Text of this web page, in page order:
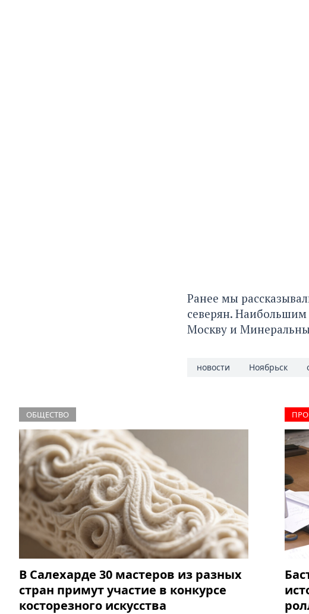
Ранее мы
северян. Наибольшим
Москву и
новости Ноябрьск
ОБЩЕСТВО
В Салехарде 30 мастеров из разных
стран примут участие в конкурсе
косторезного искусства